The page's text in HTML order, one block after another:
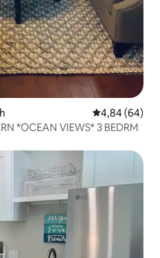
Średnia
4,84 (64)
*OCEAN VIEWS* 3 BEDRM
Wybór gości